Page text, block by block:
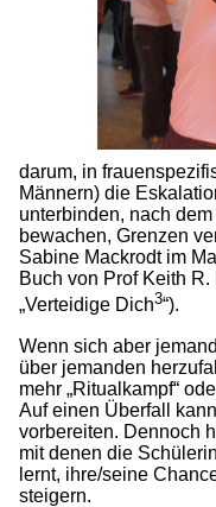
darum, in
Männern) die
unterbinden, nach
bewachen, Grenzen
Sabine Mackrodt im
Buch von Prof Keith
„Verteidige Dich3“).
Wenn sich aber
über jemanden
mehr „Ritualkampf“
Auf einen Überfall
vorbereiten. Dennoch
mit denen die
lernt, ihre/seine
steigern.